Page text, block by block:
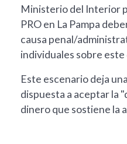
Ministerio del Interior
PRO en La Pampa
causa penal/
individuales sobre
Este escenario deja
dispuesta a aceptar la
dinero que sostiene la